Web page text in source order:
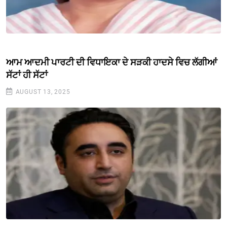
ਆਮ ਆਦਮੀ ਪਾਰਟੀ ਦੀ ਵਿਧਾਇਕਾ ਦੇ ਸੜਕੀ ਹਾਦਸੇ ਵਿਚ ਲੱਗੀਆਂ
ਸੱਟਾਂ ਹੀ ਸੱਟਾਂ
AUGUST 13, 2025